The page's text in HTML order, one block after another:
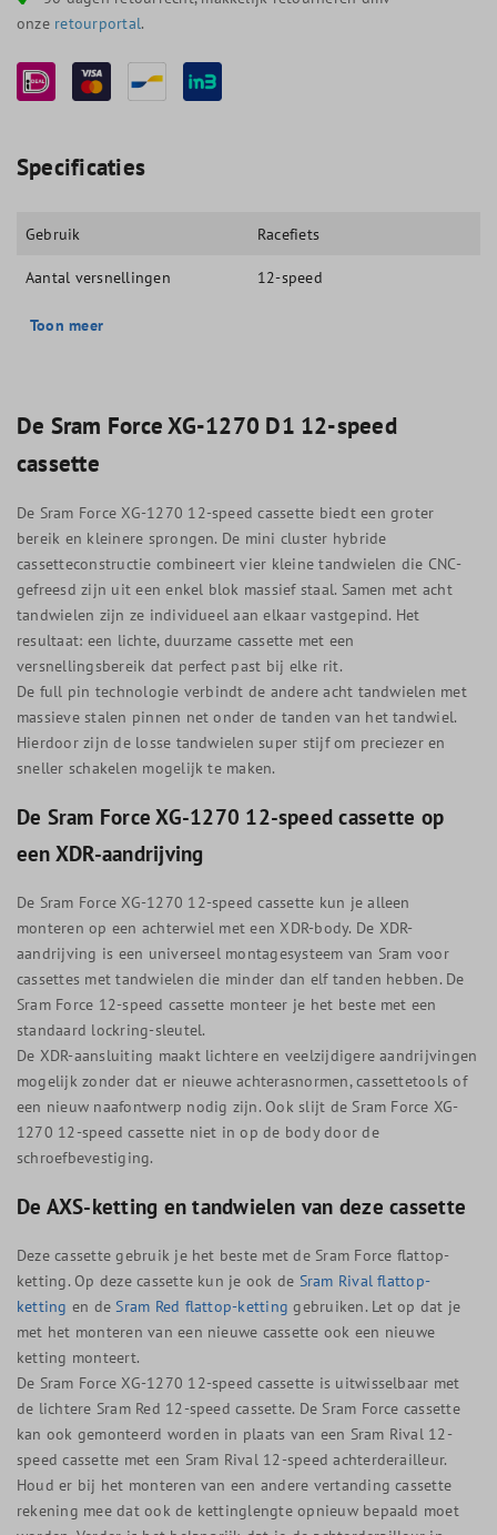
onze retourportal.
Specificaties
Gebruik Racefiets
Aantal versnellingen 12-speed
Toon meer
De Sram Force XG-1270 D1 12-speed
cassette
De Sram Force XG-1270 12-speed cassette biedt een groter
bereik en kleinere sprongen. De mini cluster hybride
cassetteconstructie combineert vier kleine tandwielen die CNC-
gefreesd zijn uit een enkel blok massief staal. Samen met acht
tandwielen zijn ze individueel aan elkaar vastgepind. Het
resultaat: een lichte, duurzame cassette met een
versnellingsbereik dat perfect past bij elke rit.
De full pin technologie verbindt de andere acht tandwielen met
massieve stalen pinnen net onder de tanden van het tandwiel.
Hierdoor zijn de losse tandwielen super stijf om preciezer en
sneller schakelen mogelijk te maken.
De Sram Force XG-1270 12-speed cassette op
een XDR-aandrijving
De Sram Force XG-1270 12-speed cassette kun je alleen
monteren op een achterwiel met een XDR-body. De XDR-
aandrijving is een universeel montagesysteem van Sram voor
cassettes met tandwielen die minder dan elf tanden hebben. De
Sram Force 12-speed cassette monteer je het beste met een
standaard lockring-sleutel.
De XDR-aansluiting maakt lichtere en veelzijdigere aandrijvingen
mogelijk zonder dat er nieuwe achterasnormen, cassettetools of
een nieuw naafontwerp nodig zijn. Ook slijt de Sram Force XG-
1270 12-speed cassette niet in op de body door de
schroefbevestiging.
De AXS-ketting en tandwielen van deze cassette
Deze cassette gebruik je het beste met de Sram Force flattop-
ketting. Op deze cassette kun je ook de Sram Rival flattop-
ketting en deSram Red flattop-ketting gebruiken. Let op dat je
met het monteren van een nieuwe cassette ook een nieuwe
ketting monteert.
De Sram Force XG-1270 12-speed cassette is uitwisselbaar met
de lichtere Sram Red 12-speed cassette. De Sram Force cassette
kan ook gemonteerd worden in plaats van een Sram Rival 12-
speed cassette met een Sram Rival 12-speed achterderailleur.
Houd er bij het monteren van een andere vertanding cassette
rekening mee dat ook de kettinglengte opnieuw bepaald moet